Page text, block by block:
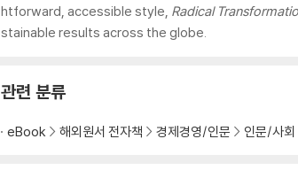
htforward, accessible style, Radical
stainable results across the globe.
관련 분류
eBook 해외원서 전자책 경제경영/인문 인문/사회